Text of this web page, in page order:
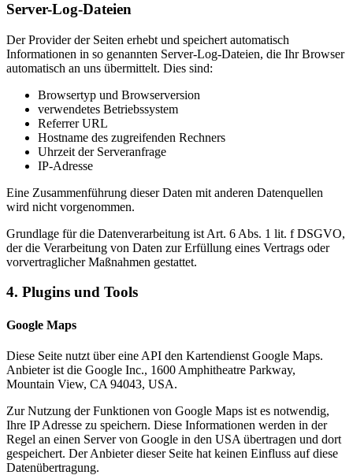
Server-Log-Dateien
Der Provider der Seiten erhebt und speichert automatisch
Informationen in so genannten Server-Log-Dateien, die Ihr Browser
automatisch an uns übermittelt. Dies sind:
Browsertyp und Browserversion
verwendetes Betriebssystem
Referrer URL
Hostname des zugreifenden Rechners
Uhrzeit der Serveranfrage
IP-Adresse
Eine Zusammenführung dieser Daten mit anderen Datenquellen
wird nicht vorgenommen.
Grundlage für die Datenverarbeitung ist Art. 6 Abs. 1 lit. f DSGVO,
der die Verarbeitung von Daten zur Erfüllung eines Vertrags oder
vorvertraglicher Maßnahmen gestattet.
4. Plugins und Tools
Google Maps
Diese Seite nutzt über eine API den Kartendienst Google Maps.
Anbieter ist die Google Inc., 1600 Amphitheatre Parkway,
Mountain View, CA 94043, USA.
Zur Nutzung der Funktionen von Google Maps ist es notwendig,
Ihre IP Adresse zu speichern. Diese Informationen werden in der
Regel an einen Server von Google in den USA übertragen und dort
gespeichert. Der Anbieter dieser Seite hat keinen Einfluss auf diese
Datenübertragung.